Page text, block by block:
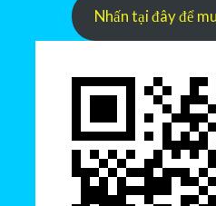
Nhấn tại đây để